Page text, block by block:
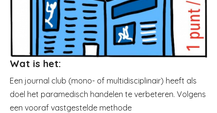
Wat is het:
Een journal club (mono- of multidisciplinair) heeft als
doel het paramedisch handelen te verbeteren. Volgens
een vooraf vastgestelde methode